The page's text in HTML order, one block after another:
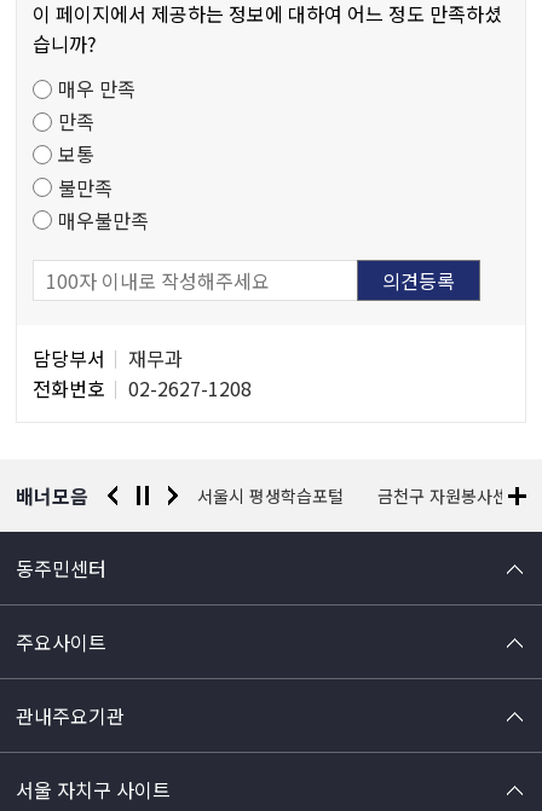
츠
만
도
조
사
이 페이지에서 제공하는 정보에 대하여 어느 정도 만족하셨
습니까?
매우 만족
만족
보통
불만족
매우불만족
당
자
담당부서
재무과
전화번호
02-2627-1208
배너모음
찰청 유실물 통합포털 서울시 평생학습포털 금천구 자원봉사센터
동주민센터
주요사이트
관내주요기관
서울 자치구 사이트